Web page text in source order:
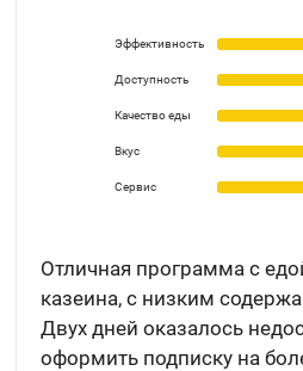
Эффективность
Доступность
Качество еды
Вкус
Сервис
Отличная программа с
казеина, с низким
Двух дней оказалось
оформить подписку на